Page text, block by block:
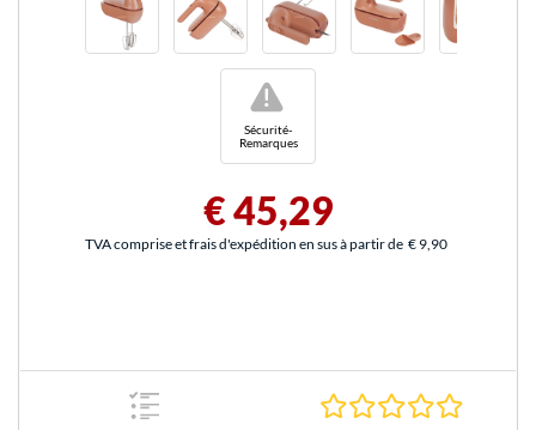
Sécurité-
Remarques
!
€ 45,29
TVA comprise et frais d'expédition en sus à partir de € 9,90